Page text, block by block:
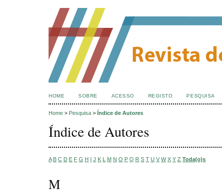
HOME SOBRE ACESSO REGISTO PESQUISA
Home > Pesquisa > Índice de Autores
Índice de Autores
A B C D E F G H I J K L M N O P Q R S T U V W X Y Z Toda(o)s
M